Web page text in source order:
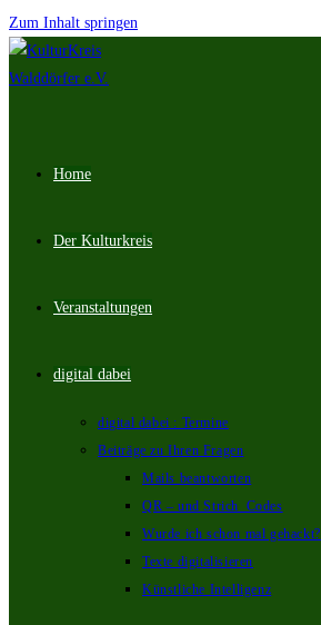
Zum Inhalt springen
Home
Der Kulturkreis
Veranstaltungen
digital dabei
digital dabei : Termine
Beiträge zu Ihren Fragen
Mails beantworten
QR – und Strich_Codes
Wurde ich schon mal gehackt?
Texte digitalisieren
Künstliche Intelligenz